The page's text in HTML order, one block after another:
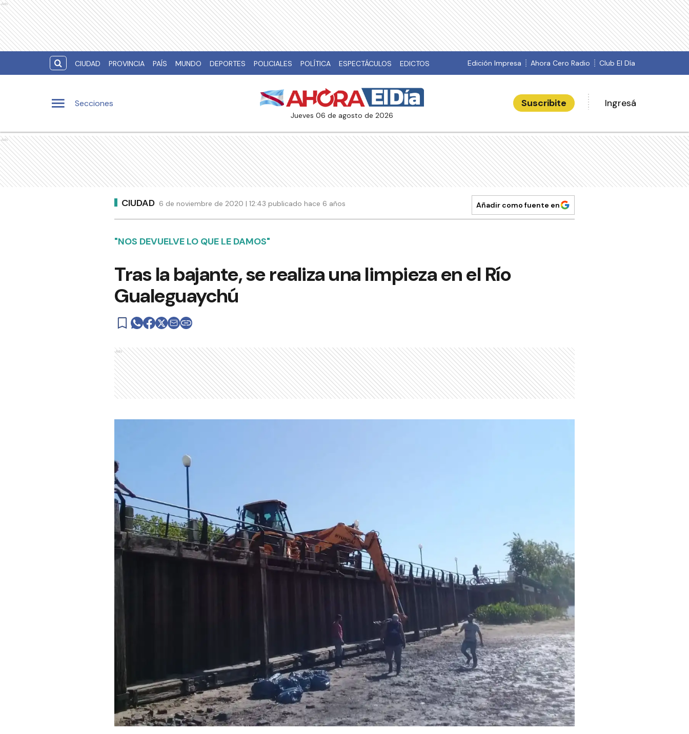
Ads
CIUDAD PROVINCIA PAÍS MUNDO DEPORTES POLICIALES POLÍTICA ESPECTÁCULOS EDICTOS Edición Impresa Ahora Cero Radio Club El Día
Secciones
jueves 06 de agosto de 2026
Suscribite Ingresá
Ads
CIUDAD 6 de noviembre de 2020 | 12:43 publicado hace 6 años Añadir como fuente en
"NOS DEVUELVE LO QUE LE DAMOS"
Tras la bajante, se realiza una limpieza en el Río
Gualeguaychú
Ads